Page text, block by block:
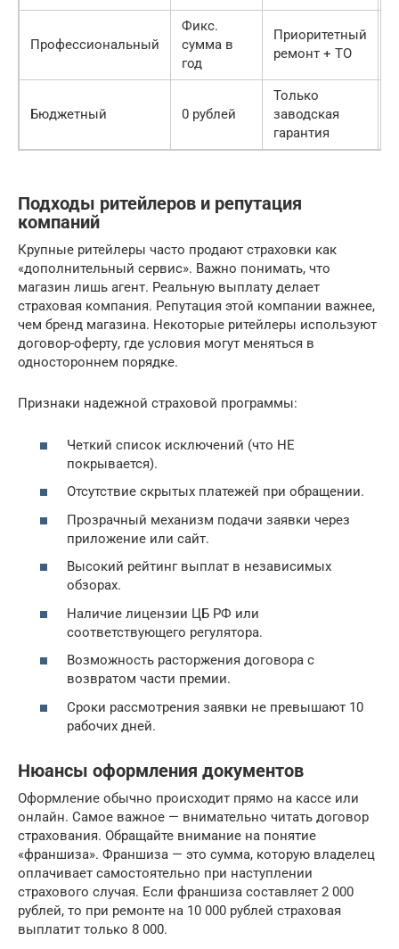
Профессиональный
Фикс.
сумма в
год
Приоритетный
ремонт + ТО
Бюджетный 0 рублей
Только
заводская
гарантия
Подходы ритейлеров и репутация
компаний
Крупные ритейлеры часто продают страховки как
«дополнительный сервис». Важно понимать, что
магазин лишь агент. Реальную выплату делает
страховая компания. Репутация этой компании важнее,
чем бренд магазина. Некоторые ритейлеры используют
договор-оферту, где условия могут меняться в
одностороннем порядке.
Признаки надежной страховой программы:
Четкий список исключений (что НЕ
покрывается).
Отсутствие скрытых платежей при обращении.
Прозрачный механизм подачи заявки через
приложение или сайт.
Высокий рейтинг выплат в независимых
обзорах.
Наличие лицензии ЦБ РФ или
соответствующего регулятора.
Возможность расторжения договора с
возвратом части премии.
Сроки рассмотрения заявки не превышают 10
рабочих дней.
Нюансы оформления документов
Оформление обычно происходит прямо на кассе или
онлайн. Самое важное — внимательно читать договор
страхования. Обращайте внимание на понятие
«франшиза». Франшиза — это сумма, которую владелец
оплачивает самостоятельно при наступлении
страхового случая. Если франшиза составляет 2 000
рублей, то при ремонте на 10 000 рублей страховая
выплатит только 8 000.